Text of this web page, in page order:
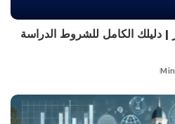
| دليلك الكامل للشروط الدراسة